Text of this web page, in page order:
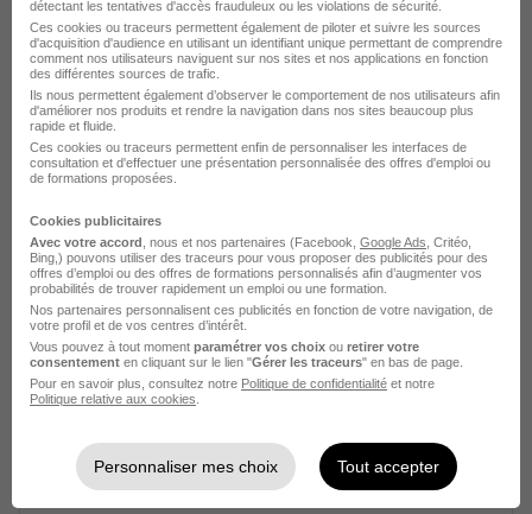
Professeur de Sciences Economiques
Anacours
Aurillac - 15 CDD 20 € / heure
Voir l’offre
il y a 1 jour
détectant les tentatives d'accès frauduleux ou les violations de sécurité.
Ces cookies ou traceurs permettent également de piloter et suivre les sources
d'acquisition d'audience en utilisant un identifiant unique permettant de comprendre
comment nos utilisateurs naviguent sur nos sites et nos applications en fonction
des différentes sources de trafic.
Ils nous permettent également d’observer le comportement de nos utilisateurs afin
d'améliorer nos produits et rendre la navigation dans nos sites beaucoup plus
rapide et fluide.
Ces cookies ou traceurs permettent enfin de personnaliser les interfaces de
consultation et d'effectuer une présentation personnalisée des offres d'emploi ou
de formations proposées.
Cookies publicitaires
Avec votre accord , nous et nos partenaires (Facebook, Google Ads , Critéo,
Bing,) pouvons utiliser des traceurs pour vous proposer des publicités pour des
offres d’emploi ou des offres de formations personnalisés afin d’augmenter vos
probabilités de trouver rapidement un emploi ou une formation.
Nos partenaires personnalisent ces publicités en fonction de votre navigation, de
votre profil et de vos centres d’intérêt.
Vous pouvez à tout moment paramétrer vos choix ou retirer votre
consentement en cliquant sur le lien "Gérer les traceurs" en bas de page.
Pour en savoir plus, consultez notre Politique de confidentialité et notre
Politique relative aux cookies
Personnaliser mes choix Tout accepter